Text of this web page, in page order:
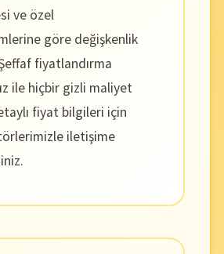
ve özel
göre değişkenlik
fiyatlandırma
ile hiçbir gizli maliyet
fiyat bilgileri için
iletişime